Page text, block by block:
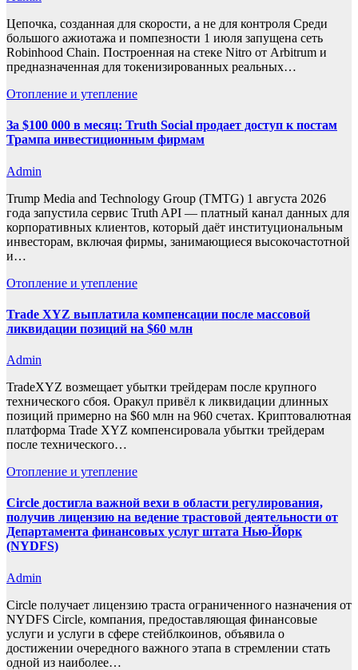
Цепочка, созданная для скорости, а не для контроля Среди
большого ажиотажа и помпезности 1 июля запущена сеть
Robinhood Chain. Построенная на стеке Nitro от Arbitrum и
предназначенная для токенизированных реальных…
Отопление и утепление
За $100 000 в месяц: Truth Social продает доступ к постам
Трампа инвестиционным фирмам
Admin
Trump Media and Technology Group (TMTG) 1 августа 2026
года запустила сервис Truth API — платный канал данных для
корпоративных клиентов, который даёт институциональным
инвесторам, включая фирмы, занимающиеся высокочастотной
и…
Отопление и утепление
Trade XYZ выплатила компенсации после массовой
ликвидации позиций на $60 млн
Admin
TradeXYZ возмещает убытки трейдерам после крупного
технического сбоя. Оракул привёл к ликвидации длинных
позиций примерно на $60 млн на 960 счетах. Криптовалютная
платформа Trade XYZ компенсировала убытки трейдерам
после технического…
Отопление и утепление
Circle достигла важной вехи в области регулирования,
получив лицензию на ведение трастовой деятельности от
Департамента финансовых услуг штата Нью-Йорк
(NYDFS)
Admin
Circle получает лицензию траста ограниченного назначения от
NYDFS Circle, компания, предоставляющая финансовые
услуги и услуги в сфере стейблкоинов, объявила о
достижении очередного важного этапа в стремлении стать
одной из наиболее…